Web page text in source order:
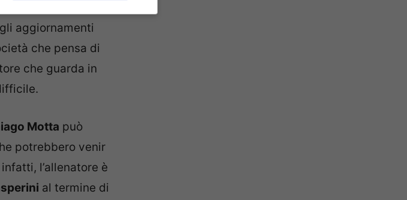
a quello che
aggiornamenti
che pensa di
che guarda in
Motta può
potrebbero venir
l’allenatore è
al termine di